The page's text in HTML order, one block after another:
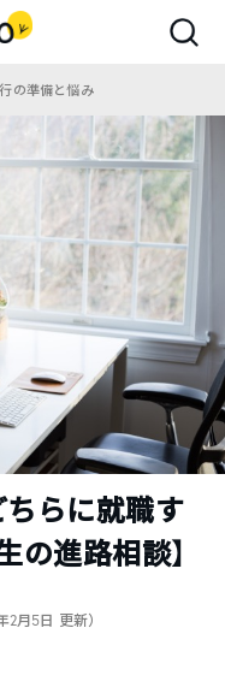
の準備と悩み
らに就職す
の進路相談】
2月5日 更新）